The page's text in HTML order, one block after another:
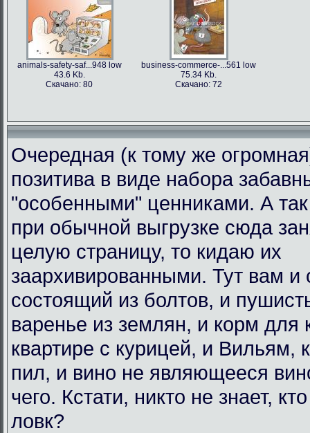
animals-safety-saf...948 low
43.6 Kb.
Скачано: 80
business-commerce-...561 low
75.34 Kb.
Скачано: 72
Очередная (к тому же
позитива в виде набора
"особенными" ценниками. А так
при обычной выгрузке сюда
целую страницу, то кидаю их
заархивированными. Тут вам и
состоящий из болтов, и
варенье из землян, и корм
квартире с курицей, и Вильям,
пил, и вино не являющееся
чего. Кстати, никто не знает,
ловк?